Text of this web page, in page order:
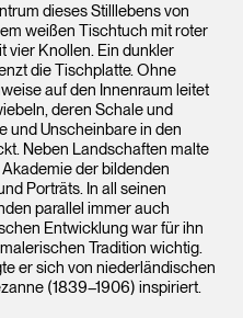
dieses Stilllebens von
weißen Tischtuch mit roter
vier Knollen. Ein dunkler
die Tischplatte. Ohne
auf den Innenraum leitet
deren Schale und
und Unscheinbare in den
Neben Landschaften malte
der bildenden
Porträts. In all seinen
parallel immer auch
Entwicklung war für ihn
Tradition wichtig.
er sich von niederländischen
(1839–1906) inspiriert.